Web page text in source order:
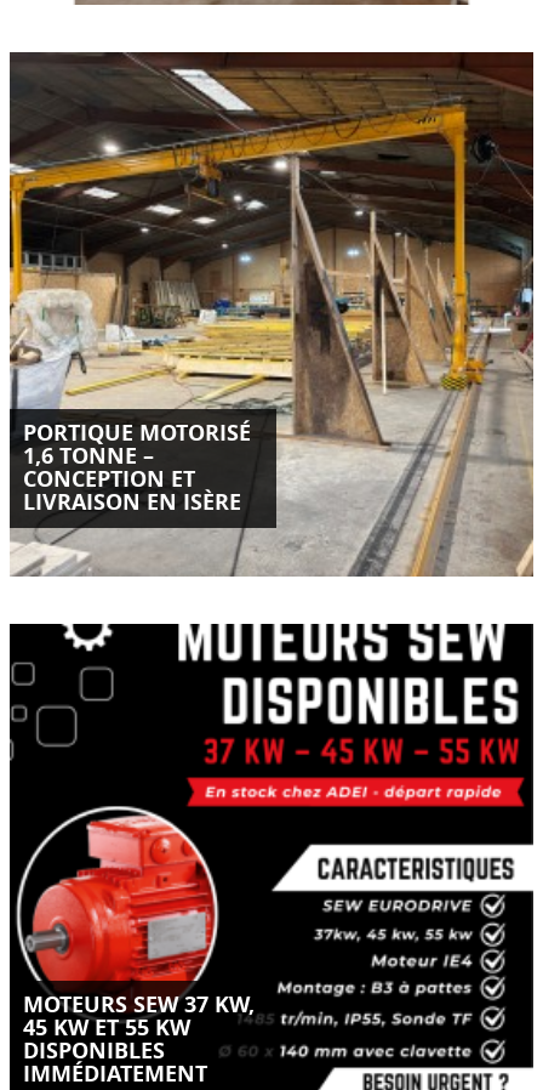
PORTIQUE MOTORISÉ
1,6 TONNE –
CONCEPTION ET
LIVRAISON EN ISÈRE
Conception, fabrication et livraison d’un portique motorisé
sur mesure de 1,6 tonne en Isère.
Installation optimisée, double motorisation SEW, palan Kito
ER2 et sécurités intégrées.
LIRE LA SUITE
MOTEURS SEW 37 KW,
45 KW ET 55 KW
DISPONIBLES
IMMÉDIATEMENT
Moteurs SEW Eurodrive IE4 disponibles en stock chez ADEI-
Puissances 37 kW, 45 kW et 55 kW – départ rapide.
LIRE LA SUITE